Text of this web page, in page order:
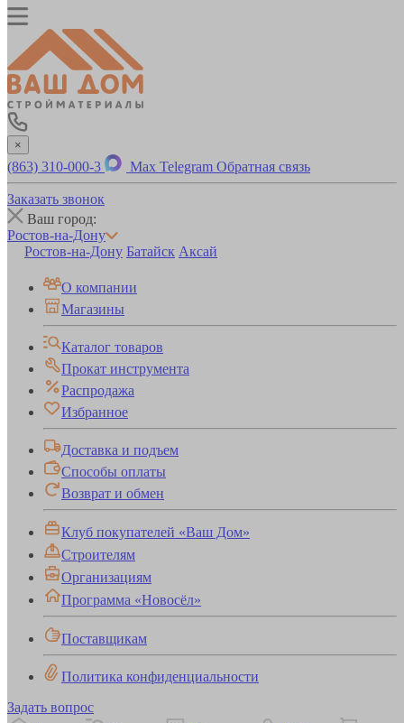
×
(863) 310-000-3 Max Telegram Обратная связь
Заказать звонок
Ваш город:
Ростов-на-Дону
Ростов-на-Дону Батайск Аксай
О компании
Магазины
Каталог товаров
Прокат инструмента
Распродажа
Избранное
Доставка и подъем
Способы оплаты
Возврат и обмен
Клуб покупателей «Ваш Дом»
Строителям
Организациям
Программа «Новосёл»
Поставщикам
Политика конфиденциальности
Задать вопрос